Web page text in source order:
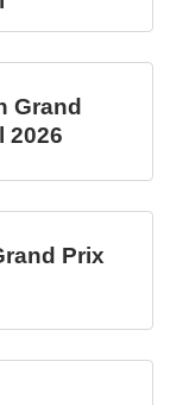
Grand
2026
Prix